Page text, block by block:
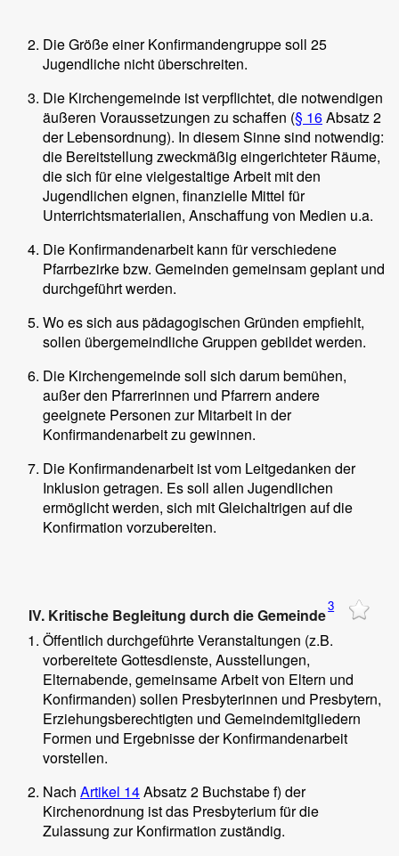
Die Größe einer Konfirmandengruppe soll 25
Jugendliche nicht überschreiten.
Die Kirchengemeinde ist verpflichtet, die notwendigen
äußeren Voraussetzungen zu schaffen (§ 16Absatz 2
der Lebensordnung). In diesem Sinne sind notwendig:
die Bereitstellung zweckmäßig eingerichteter Räume,
die sich für eine vielgestaltige Arbeit mit den
Jugendlichen eignen, finanzielle Mittel für
Unterrichtsmaterialien, Anschaffung von Medien u.a.
Die Konfirmandenarbeit kann für verschiedene
Pfarrbezirke bzw. Gemeinden gemeinsam geplant und
durchgeführt werden.
Wo es sich aus pädagogischen Gründen empfiehlt,
sollen übergemeindliche Gruppen gebildet werden.
Die Kirchengemeinde soll sich darum bemühen,
außer den Pfarrerinnen und Pfarrern andere
geeignete Personen zur Mitarbeit in der
Konfirmandenarbeit zu gewinnen.
Die Konfirmandenarbeit ist vom Leitgedanken der
Inklusion getragen. Es soll allen Jugendlichen
ermöglicht werden, sich mit Gleichaltrigen auf die
Konfirmation vorzubereiten.
IV. Kritische Begleitung durch die Gemeinde3
Öffentlich durchgeführte Veranstaltungen (z.B.
vorbereitete Gottesdienste, Ausstellungen,
Elternabende, gemeinsame Arbeit von Eltern und
Konfirmanden) sollen Presbyterinnen und Presbytern,
Erziehungsberechtigten und Gemeindemitgliedern
Formen und Ergebnisse der Konfirmandenarbeit
vorstellen.
Nach Artikel 14Absatz 2 Buchstabe f) der
Kirchenordnung ist das Presbyterium für die
Zulassung zur Konfirmation zuständig.